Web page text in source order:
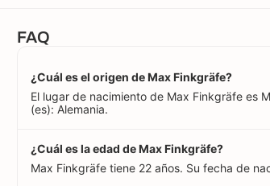
FAQ
¿Cuál es el origen de Max Finkgräfe?
El lugar de nacimiento de Max Finkgräfe es
(es): Alemania.
¿Cuál es la edad de Max Finkgräfe?
Max Finkgräfe tiene 22 años. Su fecha de